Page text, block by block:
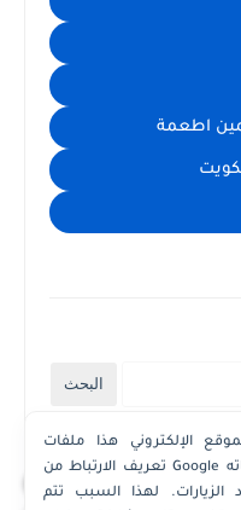
اطعمة
الإلكتروني هذا ملفات
تعريف الارتباط من Google لتقديم خدماته
الزيارات. لهذا السبب تتم